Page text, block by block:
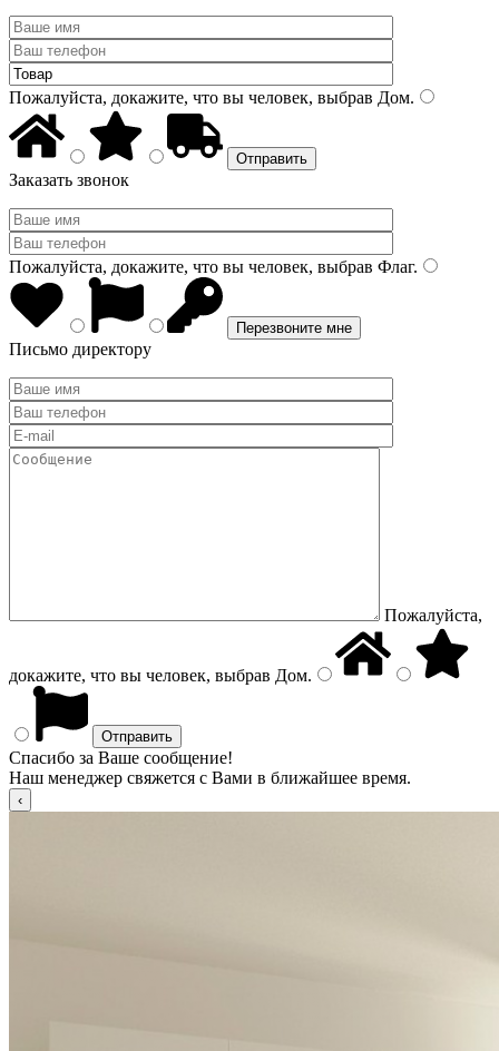
Пожалуйста, докажите, что вы человек, выбрав Дом.
Заказать звонок
Пожалуйста, докажите, что вы человек, выбрав Флаг.
Письмо директору
Пожалуйста,
докажите, что вы человек, выбрав Дом.
Спасибо за Ваше сообщение!
Наш менеджер свяжется с Вами в ближайшее время.